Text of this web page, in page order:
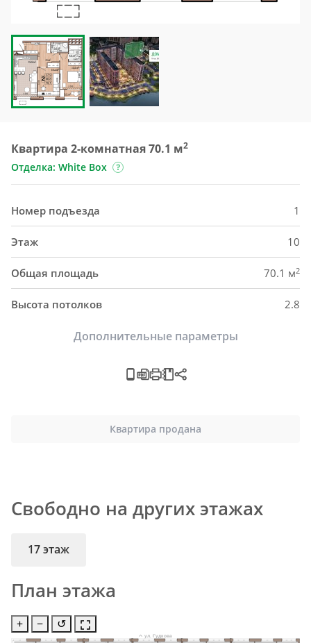
Квартира 2-комнатная 70.1 м2
Отделка: White Box
Номер подъезда 1
Этаж 10
Общая площадь 70.1 м2
Высота потолков 2.8
Дополнительные параметры
Квартира продана
Свободно на других этажах
17 этаж
План этажа
+ − ↺
ул. Гудкова